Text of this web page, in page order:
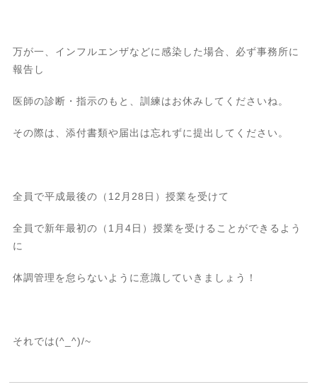
万が一、インフルエンザなどに感染した場合、必ず事務所に
報告し
医師の診断・指示のもと、訓練はお休みしてくださいね。
その際は、添付書類や届出は忘れずに提出してください。
全員で平成最後の（12月28日）授業を受けて
全員で新年最初の（1月4日）授業を受けることができるよう
に
体調管理を怠らないように意識していきましょう！
それでは(^_^)/~